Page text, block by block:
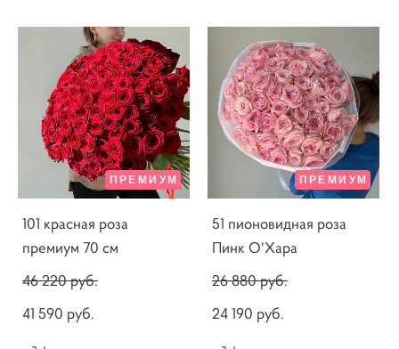
ПРЕМИУМ
101 красная роза
премиум 70 см
46 220 pуб.
41 590 pуб.
ПРЕМИУМ
51 пионовидная роза
Пинк О'Хара
26 880 pуб.
24 190 pуб.